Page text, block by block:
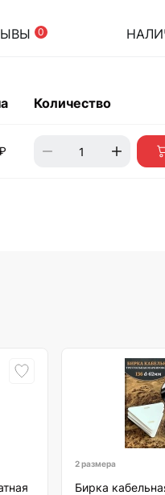
0
Количество
2 размера
Бирка